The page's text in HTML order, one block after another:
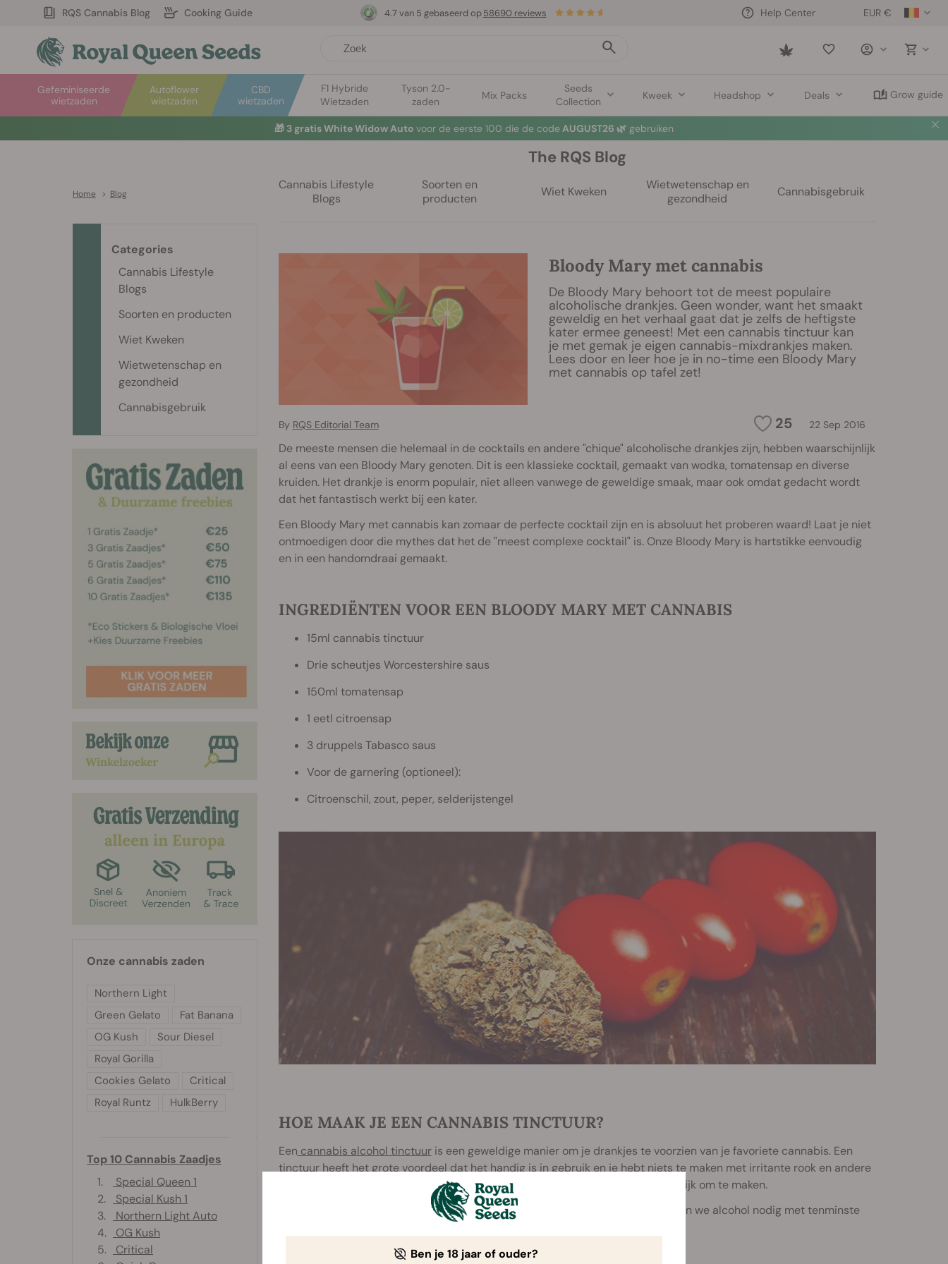
RQS Cannabis Blog Cooking Guide EUR €
Help Center
Saved
Autoflower
wietzaden
Gefeminiseerde
wietzaden
CBD
wietzaden
F1 Hybride
Wietzaden
Tyson 2.0-
zaden
Mix Packs
Seeds
Collection
Kweek Headshop Deals Grow guide
4.7 van 5 gebaseerd op 58690 reviews
🎁 3 gratis White Widow Auto voor de eerste 100 die de code AUGUST26 🌿 gebruiken
Home > Blog
The RQS Blog
Cannabis Lifestyle
Blogs
Soorten en
producten
Wiet Kweken
Wietwetenschap en
gezondheid
Cannabisgebruik
Bloody Mary met cannabis
De Bloody Mary behoort tot de meest populaire
alcoholische drankjes. Geen wonder, want het smaakt
geweldig en het verhaal gaat dat je zelfs de heftigste
kater ermee geneest! Met een cannabis tinctuur kan
je met gemak je eigen cannabis-mixdrankjes maken.
Lees door en leer hoe je in no-time een Bloody Mary
met cannabis op tafel zet!
25 22 Sep 2016
By RQS Editorial Team
De meeste mensen die helemaal in de cocktails en andere "chique" alcoholische drankjes zijn, hebben waarschijnlijk
al eens van een Bloody Mary genoten. Dit is een klassieke cocktail, gemaakt van wodka, tomatensap en diverse
kruiden. Het drankje is enorm populair, niet alleen vanwege de geweldige smaak, maar ook omdat gedacht wordt
dat het fantastisch werkt bij een kater.
Een Bloody Mary met cannabis kan zomaar de perfecte cocktail zijn en is absoluut het proberen waard! Laat je niet
ontmoedigen door die mythes dat het de "meest complexe cocktail" is. Onze Bloody Mary is hartstikke eenvoudig
en in een handomdraai gemaakt.
INGREDIËNTEN VOOR EEN BLOODY MARY MET CANNABIS
15ml cannabis tinctuur
Drie scheutjes Worcestershire saus
150ml tomatensap
1 eetl citroensap
3 druppels Tabasco saus
Voor de garnering (optioneel):
Citroenschil, zout, peper, selderijstengel
HOE MAAK JE EEN CANNABIS TINCTUUR?
Een cannabis alcohol tinctuuris een geweldige manier om je drankjes te voorzien van je favoriete cannabis. Een
tinctuur heeft het grote voordeel dat het handig is in gebruik en je hebt niets te maken met irritante rook en andere
ongemakken om een lekkere buzz op te wekken. Daarnaast is het ook niet moeilijk om te maken.
Om een cannabis tinctuur te maken en de THC uit de wiet te onttrekken, hebben we alcohol nodig met tenminste
50%. Wodka is perfect voor dit doel.
Hier zijn de ingrediënten om een cannabis tinctuur te maken:
Categories
Cannabis Lifestyle
Blogs
Soorten en producten
Wiet Kweken
Wietwetenschap en
gezondheid
Cannabisgebruik
Onze cannabis zaden
Northern Light
Green Gelato
Fat Banana
OG Kush
Sour Diesel
Royal Gorilla
Cookies Gelato
Critical
Royal Runtz
HulkBerry
Top 10 Cannabis Zaadjes
1.
Special Queen 1
2.
Special Kush 1
3.
Northern Light Auto
4.
OG Kush
5.
Critical
Ben je 18 jaar of ouder?